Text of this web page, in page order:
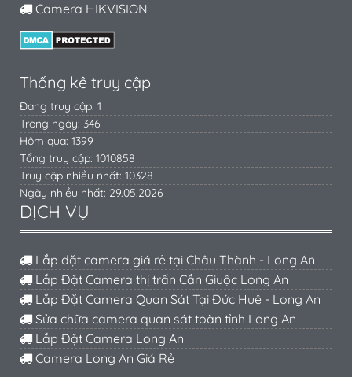
Camera HIKVISION
Thống kê truy cập
Đang truy cập: 1
Trong ngày: 346
Hôm qua: 1399
Tổng truy cập: 1010858
Truy cập nhiều nhất: 10328
Ngày nhiều nhất: 29.05.2026
DỊCH VỤ
Lắp đặt camera giá rẻ tại Châu Thành - Long An
Lắp Đặt Camera thị trấn Cần Giuộc Long An
Lắp Đặt Camera Quan Sát Tại Đức Huệ - Long An
Sửa chữa camera quan sát toàn tỉnh Long An
Lắp Đặt Camera Long An
Camera Long An Giá Rẻ